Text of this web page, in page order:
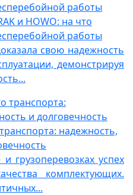
и HOWO: на что
работы
свою надежность
демонстрируя
надежность,
грузоперевозках успех
комплектующих.